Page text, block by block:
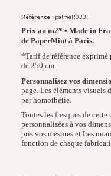
Référence : palmeR033F
Prix au m2* • Made in
de PaperMint à Paris.
*Tarif de référence exprimé
de 250 cm.
Personnalisez vos
page. Les éléments visuels
par homothétie.
Toutes les fresques de
personnalisées à vos
pris vos mesures et Les
fonction de chaque